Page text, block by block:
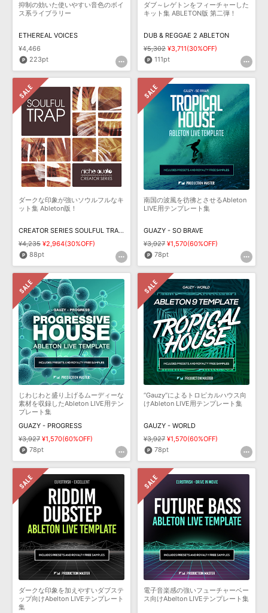
抑制の効いた使いやすい音色のボイ
ス系ライブラリー
ETHEREAL VOICES
¥4,466
223pt
ダブ～レゲトンをフィーチャーした
キット集 ABLETON版 第二弾！
DUB & REGGAE 2 ABLETON
¥5,302 ¥3,711(30%OFF)
111pt
ダークな印象が強いソウルフルなキ
ット集 Ableton版！
CREATOR SERIES SOULFUL TRAP ABLETON
¥4,235 ¥2,964(30%OFF)
88pt
南国の波風を彷彿とさせるAbleton
LIVE用テンプレート集
GUAZY - SO BRAVE
¥3,927 ¥1,570(60%OFF)
78pt
じわじわと盛り上げるムーディーな
素材を収録したAbleton LIVE用テン
プレート集
GUAZY - PROGRESS
¥3,927 ¥1,570(60%OFF)
78pt
“Gauzy”によるトロピカルハウス向
けAbleton LIVE用テンプレート集
GAUZY - WORLD
¥3,927 ¥1,570(60%OFF)
78pt
ダークな印象を加えやすいダブステ
ップ向けAbelton LIVEテンプレート
集
電子音楽感の強いフューチャーベー
ス向けAbelton LIVEテンプレート集